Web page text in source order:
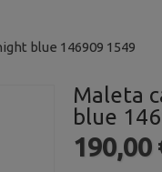
blue 146909 1549
Maleta
blue
190,00